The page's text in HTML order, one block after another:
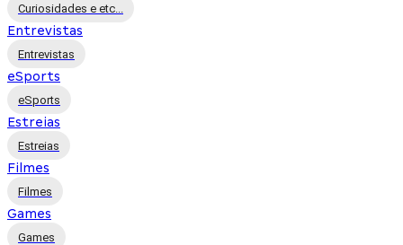
Curiosidades e etc...
Entrevistas
Entrevistas
eSports
eSports
Estreias
Estreias
Filmes
Filmes
Games
Games